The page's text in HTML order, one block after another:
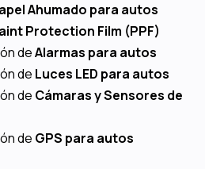
Ahumado para autos
Protection Film (PPF)
deAlarmas para autos
de Luces LED para autos
de Cámaras y Sensores de
de GPS para autos